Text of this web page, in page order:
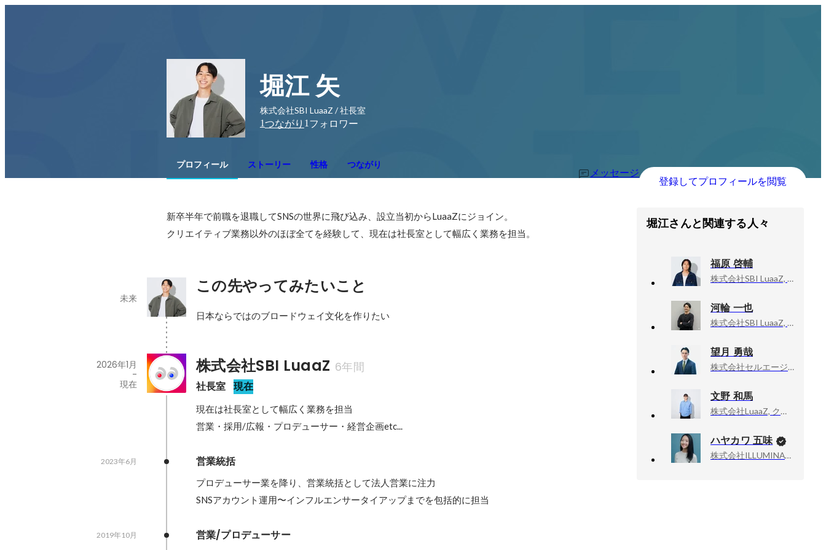
堀江 矢
株式会社SBI LuaaZ / 社長室
1つながり 1 フォロワー
プロフィール ストーリー 性格 つながり
メッセージ
登録してプロフィールを閲覧
新卒半年で前職を退職してSNSの世界に飛び込み、設立当初からLuaaZにジョイン。
この先やってみたいこと
未来
日本ならではのブロードウェイ文化を作りたい
株式会社SBI LuaaZ 6年間
社長室 現在
2026年1月
-
現在
現在は社長室として幅広く業務を担当
営業・採用/広報・プロデューサー・経営企画etc...
営業統括
2023年6月
プロデューサー業を降り、営業統括として法人営業に注力
SNSアカウント運用〜インフルエンサータイアップまでを包括的に担当
営業/プロデューサー
2019年10月
堀江さんと関連する人々
福原 啓輔
株式会社SBI LuaaZ, HR
河輪 一也
株式会社SBI LuaaZ, Head of Account
望月 勇哉
株式会社セルエージェント, 代表取締役
文野 和馬
株式会社LuaaZ, クリエイティブディレクター
ハヤカワ 五味
株式会社ILLUMINATE, 代表取締役